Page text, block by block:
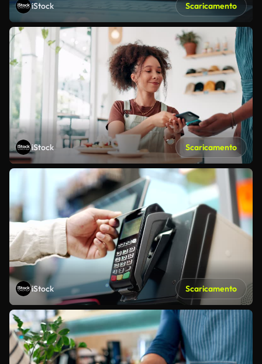
iStock Scaricamento
iStock Scaricamento
iStock Scaricamento